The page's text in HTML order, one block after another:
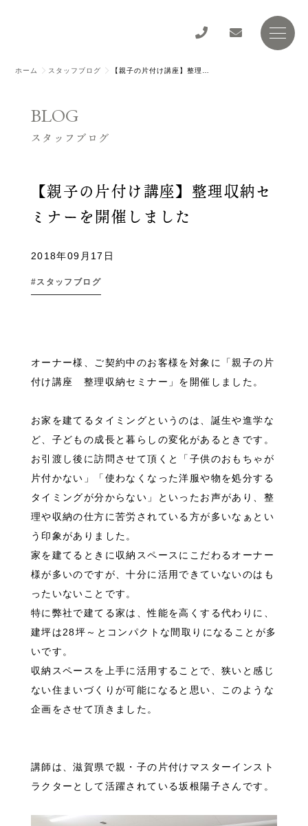
ホーム スタッフブログ
BLOG
スタッフブログ
【親子の片付け講座】整理収納セ
ミナーを開催しました
2018年09月17日
スタッフブログ
オーナー様、ご契約中のお客様を対象に「親子の片
付け講座 整理収納セミナー」を開催しました。
お家を建てるタイミングというのは、誕生や進学な
ど、子どもの成長と暮らしの変化があるときです。
お引渡し後に訪問させて頂くと「子供のおもちゃが
片付かない」「使わなくなった洋服や物を処分する
タイミングが分からない」といったお声があり、整
理や収納の仕方に苦労されている方が多いなぁとい
う印象がありました。
家を建てるときに収納スペースにこだわるオーナー
様が多いのですが、十分に活用できていないのはも
ったいないことです。
特に弊社で建てる家は、性能を高くする代わりに、
建坪は28坪～とコンパクトな間取りになることが多
いです。
収納スペースを上手に活用することで、狭いと感じ
ない住まいづくりが可能になると思い、このような
企画をさせて頂きました。
講師は、滋賀県で親・子の片付けマスターインスト
ラクターとして活躍されている坂根陽子さんです。